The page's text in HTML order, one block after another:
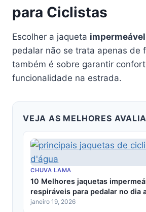
para Ciclistas
Escolher a jaqueta impermeável
pedalar não se trata apenas de
também é sobre garantir
funcionalidade na estrada.
VEJA AS MELHORES
CHUVA LAMA
10 Melhores jaquetas
respiráveis para pedalar no dia
janeiro 19, 2026